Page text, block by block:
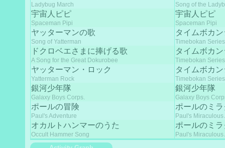
Ladybug March Song of the
宇宙人ピピ
Spaceman Pipi
宇宙人ピピ
Spaceman Pipi
ヤッターマンの歌
Song of Yatterman
タイムボカ
Timebokan
ドクロベエさまに捧げる歌
A Song for the Great Dokurobee
タイムボカ
Timebokan
ヤッターマン・ロック
Yatterman Rock
タイムボカ
Timebokan
銀河少年隊
Galaxy Boys Corps.
銀河少年隊
Galaxy Boys
ポールの冒険
Paul's Adventure
ポールのミ
Paul's
オカルトハンマーのうた
Occult Hammer Song
ポールのミ
Paul's